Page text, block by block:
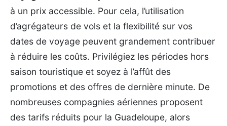
à un prix accessible. Pour cela, l’utilisation
d’agrégateurs de vols et la flexibilité sur vos
dates de voyage peuvent grandement contribuer
à réduire les coûts. Privilégiez les périodes hors
saison touristique et soyez à l’affût des
promotions et des offres de dernière minute. De
nombreuses compagnies aériennes proposent
des tarifs réduits pour la Guadeloupe, alors